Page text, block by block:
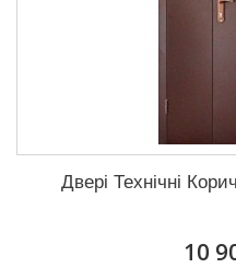
Двері Технічні
10